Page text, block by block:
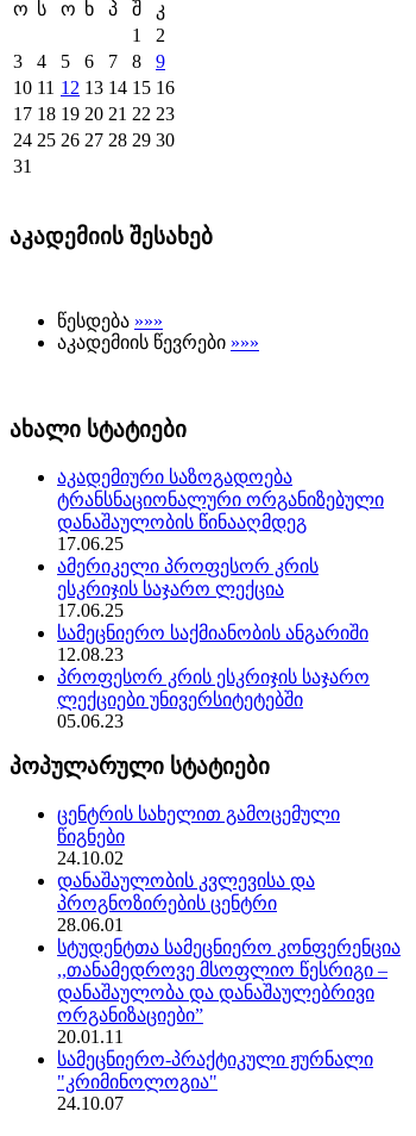
ო ს ო ხ პ შ
კ
1
2
3
4 5 6 7 8
9
10 11 12 13 14 15 16
17 18 19 20 21 22 23
24 25 26 27 28 29 30
31
აკადემიის შესახებ
წესდება »»»
აკადემიის წევრები »»»
ახალი სტატიები
აკადემიური საზოგადოება
ტრანსნაციონალური ორგანიზებული
დანაშაულობის წინააღმდეგ
17.06.25
ამერიკელი პროფესორ კრის
ესკრიჯის საჯარო ლექცია
17.06.25
სამეცნიერო საქმიანობის ანგარიში
12.08.23
პროფესორ კრის ესკრიჯის საჯარო
ლექციები უნივერსიტეტებში
05.06.23
პოპულარული სტატიები
ცენტრის სახელით გამოცემული
წიგნები
24.10.02
დანაშაულობის კვლევისა და
პროგნოზირების ცენტრი
28.06.01
სტუდენტთა სამეცნიერო კონფერენცია
,,თანამედროვე მსოფლიო წესრიგი –
დანაშაულობა და დანაშაულებრივი
ორგანიზაციები”
20.01.11
სამეცნიერო-პრაქტიკული ჟურნალი
"კრიმინოლოგია"
24.10.07